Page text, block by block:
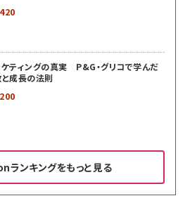
ティングの真実 P&G・グリコで学んだ
成長の法則
ランキングをもっと見る